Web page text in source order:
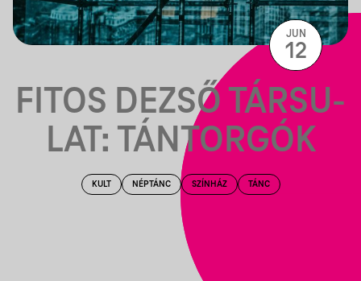
FI­TOS DE­ZSŐ TÁR­SU­
LAT: TÁN­TOR­GÓK
KULT NÉPTÁNC SZÍNHÁZ TÁNC
JUN
12